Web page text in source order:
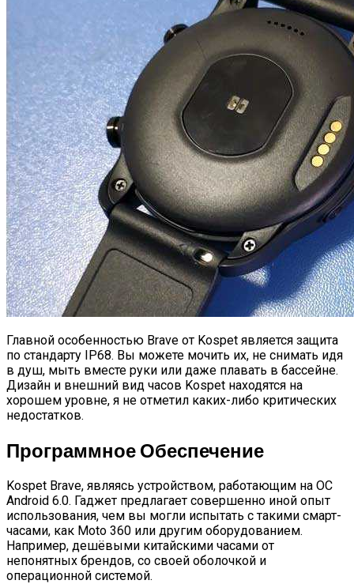
Главной особенностью Brave от Kospet является защита
по стандарту IP68. Вы можете мочить их, не снимать идя
в душ, мыть вместе руки или даже плавать в бассейне.
Дизайн и внешний вид часов Kospet находятся на
хорошем уровне, я не отметил каких-либо критических
недостатков.
Программное Обеспечение
Kospet Brave, являясь устройством, работающим на ОС
Android 6.0. Гаджет предлагает совершенно иной опыт
использования, чем вы могли испытать с такими смарт-
часами, как Moto 360 или другим оборудованием.
Например, дешёвыми китайскими часами от
непонятных брендов, со своей оболочкой и
операционной системой.